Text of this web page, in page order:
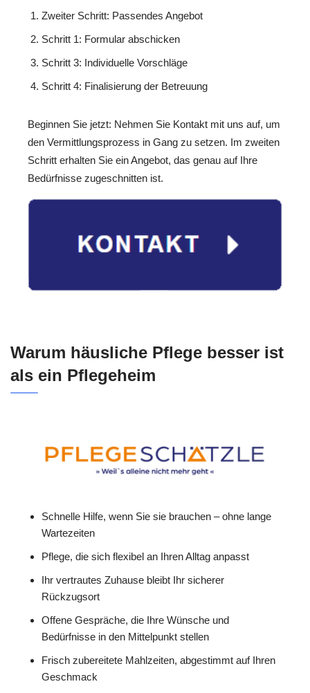
Zweiter Schritt: Passendes Angebot
Schritt 1: Formular abschicken
Schritt 3: Individuelle Vorschläge
Schritt 4: Finalisierung der Betreuung
Beginnen Sie jetzt: Nehmen Sie Kontakt mit uns auf, um
den Vermittlungsprozess in Gang zu setzen. Im zweiten
Schritt erhalten Sie ein Angebot, das genau auf Ihre
Bedürfnisse zugeschnitten ist.
Warum häusliche Pflege besser ist
als ein Pflegeheim
Schnelle Hilfe, wenn Sie sie brauchen – ohne lange
Wartezeiten
Pflege, die sich flexibel an Ihren Alltag anpasst
Ihr vertrautes Zuhause bleibt Ihr sicherer
Rückzugsort
Offene Gespräche, die Ihre Wünsche und
Bedürfnisse in den Mittelpunkt stellen
Frisch zubereitete Mahlzeiten, abgestimmt auf Ihren
Geschmack